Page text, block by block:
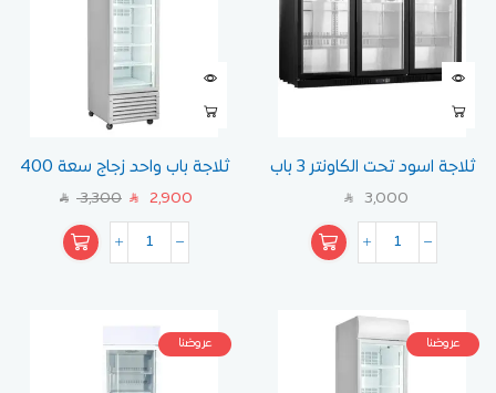
ثلاجة اسود تحت الكاونتر 3 باب
SAR 3,000
ثلاجة باب واحد زجاج سعة 400
لتر
SAR 3,300 SAR 2,900
عروضنا عروضنا